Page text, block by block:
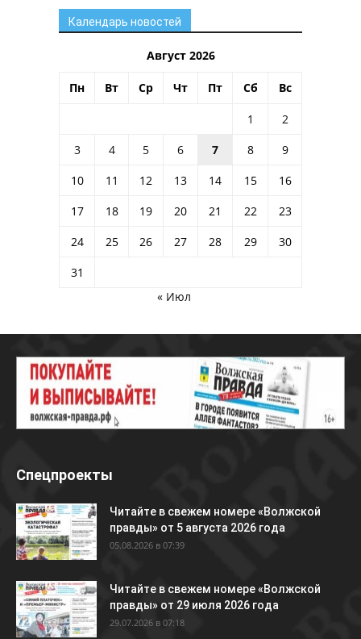
Календарь новостей
Август 2026
Пн Вт Ср Чт Пт Сб Вс
1
2
3
4 5 6 7 8
9
10
11 12 13 14 15
16
17
18 19 20 21 22
23
24
25 26 27 28 29
30
31
« Июл
Спецпроекты
Читайте в свежем номере «Волжской
правды» от 5 августа 2026 года
05.08.2026 в 07:39
Читайте в свежем номере «Волжской
правды» от 29 июля 2026 года
29.07.2026 в 07:18